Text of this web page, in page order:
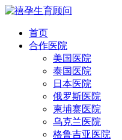
首页
合作医院
美国医院
泰国医院
日本医院
俄罗斯医院
柬埔寨医院
乌克兰医院
格鲁吉亚医院